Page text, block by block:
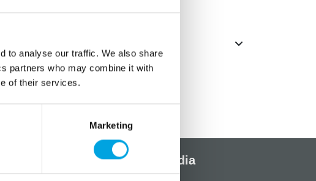
to analyse our traffic. We also share
partners who may combine it with
of their services.
Marketing
Sosiaalinen media